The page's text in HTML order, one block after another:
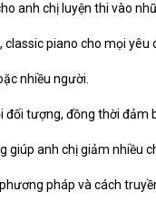
anh chị luyện thi vào
classic piano cho mọi yêu
nhiều người.
đối tượng, đồng thời đảm
giúp anh chị giảm nhiều
pháp và cách